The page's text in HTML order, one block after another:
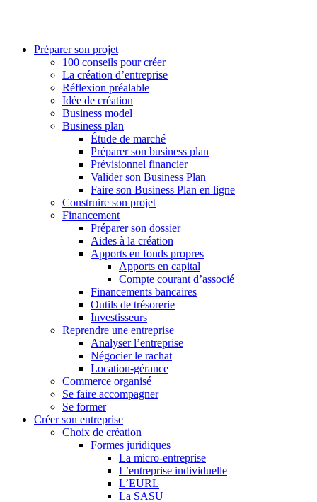
Préparer son projet
100 conseils pour créer
La création d’entreprise
Réflexion préalable
Idée de création
Business model
Business plan
Étude de marché
Préparer son business plan
Prévisionnel financier
Valider son Business Plan
Faire son Business Plan en ligne
Construire son projet
Financement
Préparer son dossier
Aides à la création
Apports en fonds propres
Apports en capital
Compte courant d’associé
Financements bancaires
Outils de trésorerie
Investisseurs
Reprendre une entreprise
Analyser l’entreprise
Négocier le rachat
Location-gérance
Commerce organisé
Se faire accompagner
Se former
Créer son entreprise
Choix de création
Formes juridiques
La micro-entreprise
L’entreprise individuelle
L’EURL
La SASU